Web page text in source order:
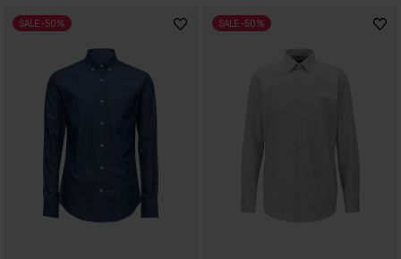
SALE -50% SALE -50%